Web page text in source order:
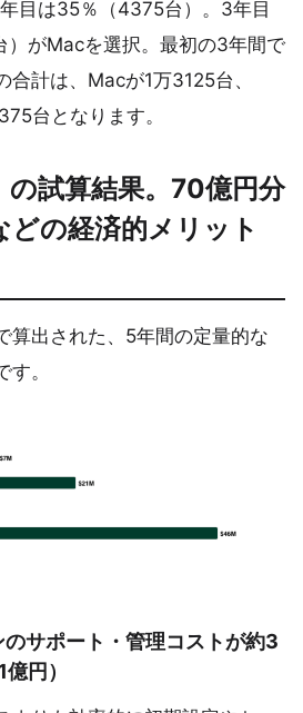
目は35％（4375台）。3年目
がMacを選択。最初の3年間で
合計は、Macが1万3125台、
台となります。
の試算結果。70億円分
どの経済的メリット
算出された、5年間の定量的な
。
サポート・管理コストが約3
円）